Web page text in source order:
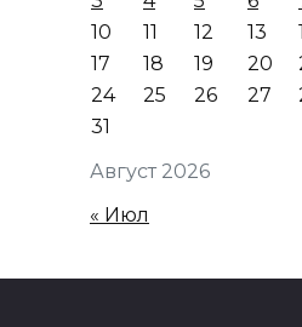
Август 2026
10
11 12 13
17
18 19 20
24
25 26 27
31
« Июл